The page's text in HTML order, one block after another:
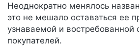
Неоднократно менялось
это не мешало оставаться ее
узнаваемой и востребованной
покупателей.